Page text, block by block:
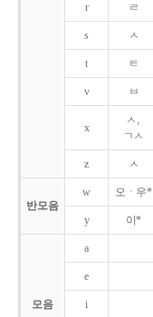
r ㄹ
s ㅅ
t ㅌ
v ㅂ
x
ㅅ,
ㄱㅅ
z ㅅ
반모음
w 오ㆍ우*
y 이*
모음
a
e
i